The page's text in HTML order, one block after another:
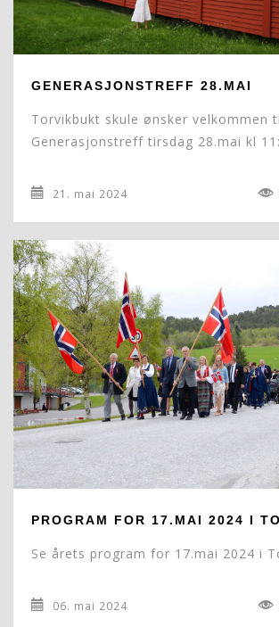
GENERASJONSTREFF 28.MAI
Torvikbukt skule ønsker velkommen
Generasjonstreff tirsdag 28.mai kl
21. mai 2024
PROGRAM FOR 17.MAI 2024 I
Se årets program for 17.mai 2024 i
06. mai 2024